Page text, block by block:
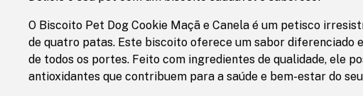
O Biscoito Pet Dog Cookie Maçã e Canela é um petisco
de quatro patas. Este biscoito oferece um sabor diferenciado
de todos os portes. Feito com ingredientes de qualidade, ele
antioxidantes que contribuem para a saúde e bem-estar do